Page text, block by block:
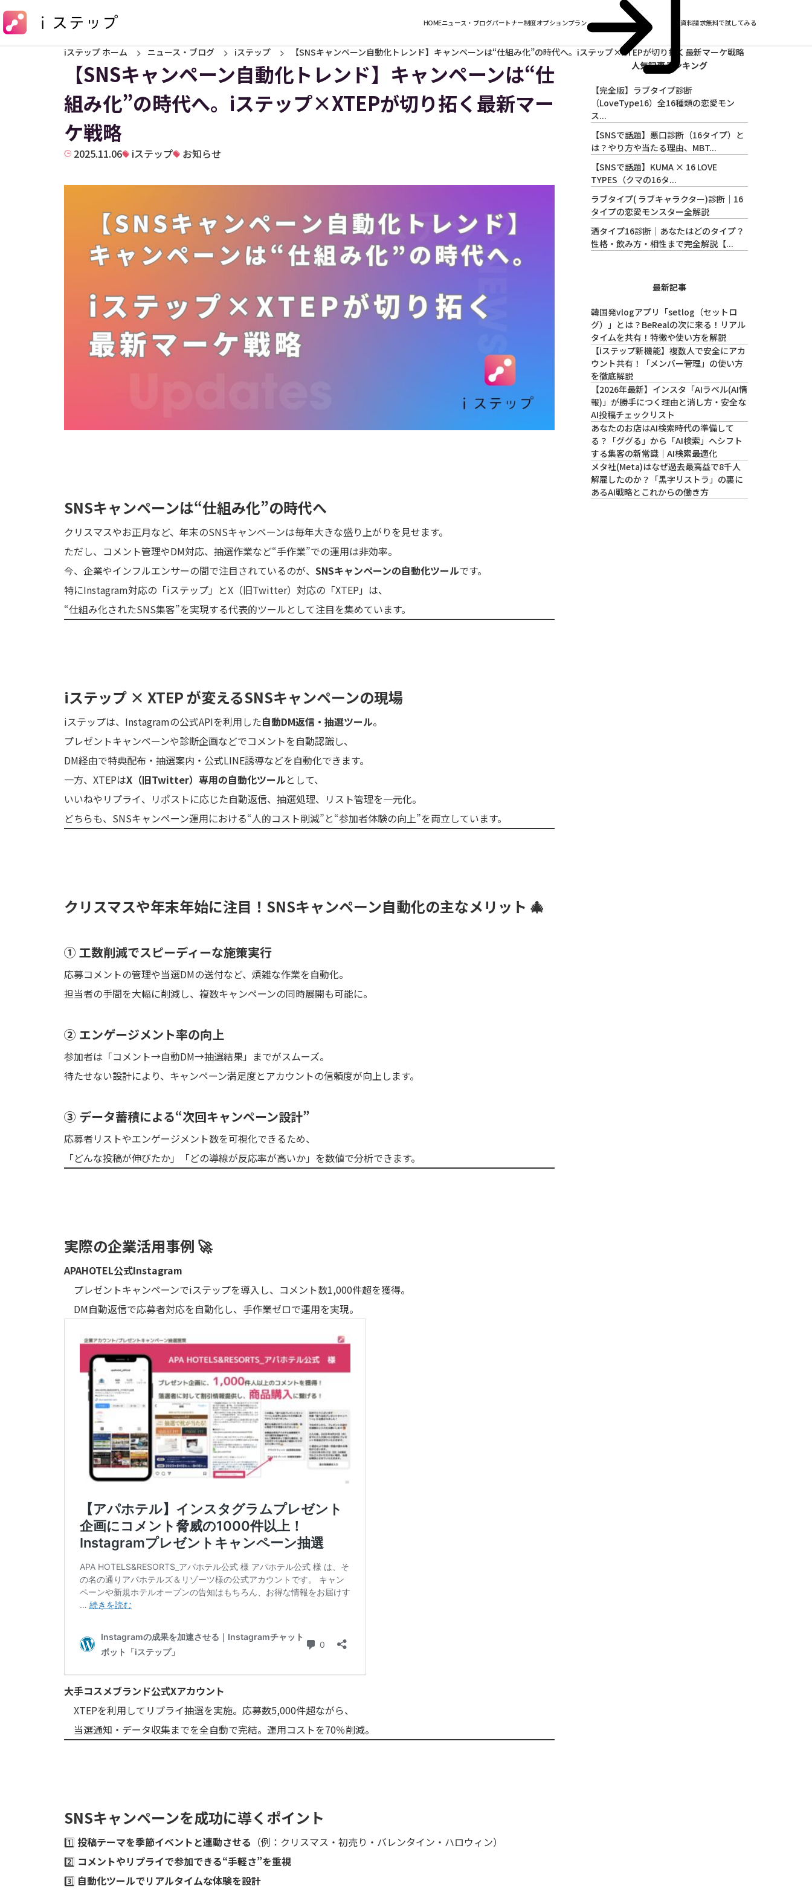
HOMEニュース・ブログパートナー制度オプションプラン 資料請求無料で試してみる
iステップ ホーム ニュース・ブログ iステップ 【SNSキャンペーン自動化トレンド】キャンペーンは“仕組み化”の時代へ。iステップ×XTEPが切り拓く最新マーケ戦略
【SNSキャンペーン自動化トレンド】キャンペーンは“仕
組み化”の時代へ。iステップ×XTEPが切り拓く最新マー
ケ戦略
2025.11.06 iステップ お知らせ
SNSキャンペーンは“仕組み化”の時代へ
クリスマスやお正月など、年末のSNSキャンペーンは毎年大きな盛り上がりを見せます。
ただし、コメント管理やDM対応、抽選作業など“手作業”での運用は非効率。
今、企業やインフルエンサーの間で注目されているのが、 SNSキャンペーンの自動化ツールです。
特にInstagram対応の「iステップ」とX（旧Twitter）対応の「XTEP」は、
“仕組み化されたSNS集客”を実現する代表的ツールとして注目を集めています。
iステップ × XTEP が変えるSNSキャンペーンの現場
iステップは、Instagramの公式APIを利用した自動DM返信・抽選ツール。
プレゼントキャンペーンや診断企画などでコメントを自動認識し、
DM経由で特典配布・抽選案内・公式LINE誘導などを自動化できます。
一方、XTEPはX（旧Twitter）専用の自動化ツールとして、
いいねやリプライ、リポストに応じた自動返信、抽選処理、リスト管理を一元化。
どちらも、SNSキャンペーン運用における“人的コスト削減”と“参加者体験の向上”を両立しています。
クリスマスや年末年始に注目！SNSキャンペーン自動化の主なメリット 🎄
① 工数削減でスピーディーな施策実行
応募コメントの管理や当選DMの送付など、煩雑な作業を自動化。
担当者の手間を大幅に削減し、複数キャンペーンの同時展開も可能に。
② エンゲージメント率の向上
参加者は「コメント→自動DM→抽選結果」までがスムーズ。
待たせない設計により、キャンペーン満足度とアカウントの信頼度が向上します。
③ データ蓄積による“次回キャンペーン設計”
応募者リストやエンゲージメント数を可視化できるため、
「どんな投稿が伸びたか」「どの導線が反応率が高いか」を数値で分析できます。
実際の企業活用事例 🚀
APAHOTEL公式Instagram
プレゼントキャンペーンでiステップを導入し、コメント数1,000件超を獲得。
DM自動返信で応募者対応を自動化し、手作業ゼロで運用を実現。
大手コスメブランド公式Xアカウント
XTEPを利用してリプライ抽選を実施。応募数5,000件超ながら、
当選通知・データ収集までを全自動で完結。運用コストを70％削減。
SNSキャンペーンを成功に導くポイント
1️⃣ 投稿テーマを季節イベントと連動させる （例：クリスマス・初売り・バレンタイン・ハロウィン）
2️⃣ コメントやリプライで参加できる“手軽さ”を重視
3️⃣ 自動化ツールでリアルタイムな体験を設計
人気記事ランキング
【完全版】ラブタイプ診断
（LoveType16）全16種類の恋愛モン
ス...
【SNSで話題】悪口診断（16タイプ）と
は？やり方や当たる理由、MBT...
【SNSで話題】KUMA × 16 LOVE
TYPES（クマの16タ...
ラブタイプ( ラブキャラクター)診断｜16
タイプの恋愛モンスター全解説
酒タイプ16診断｜あなたはどのタイプ？
性格・飲み方・相性まで完全解説【...
最新記事
韓国発vlogアプリ「setlog（セットロ
グ）」とは？BeRealの次に来る！リアル
タイムを共有！特徴や使い方を解説
【iステップ新機能】複数人で安全にアカ
ウント共有！「メンバー管理」の使い方
を徹底解説
【2026年最新】インスタ「AIラベル(AI情
報)」が勝手につく理由と消し方・安全な
AI投稿チェックリスト
あなたのお店はAI検索時代の準備して
る？「ググる」から「AI検索」へシフト
する集客の新常識｜AI検索最適化
メタ社(Meta)はなぜ過去最高益で8千人
解雇したのか？「黒字リストラ」の裏に
あるAI戦略とこれからの働き方